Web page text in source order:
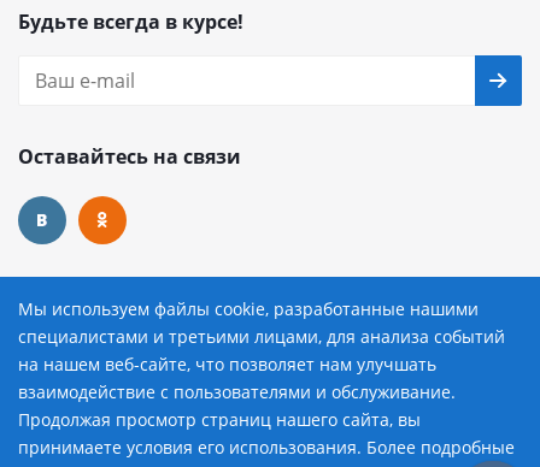
Будьте всегда в курсе!
Оставайтесь на связи
Наши контакты
8 (800) 222-72-84
avtopilot@avtopilot-ekat.ru
г. Екатеринбург, ул. Гурзуфская, д. 19
Мы используем файлы cookie, разработанные нашими
специалистами и третьими лицами, для анализа событий
на нашем веб-сайте, что позволяет нам улучшать
взаимодействие с пользователями и обслуживание.
Продолжая просмотр страниц нашего сайта, вы
принимаете условия его использования. Более подробные